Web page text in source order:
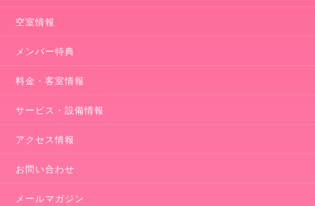
空室情報
メンバー特典
料金・客室情報
サービス・設備情報
アクセス情報
お問い合わせ
メールマガジン